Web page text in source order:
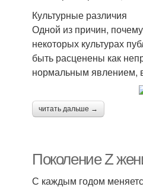
Культурные различия
Одной из причин,
некоторых культурах
быть расценены как
нормальным явлением,
читать дальше →
Поколение Z
С каждым годом